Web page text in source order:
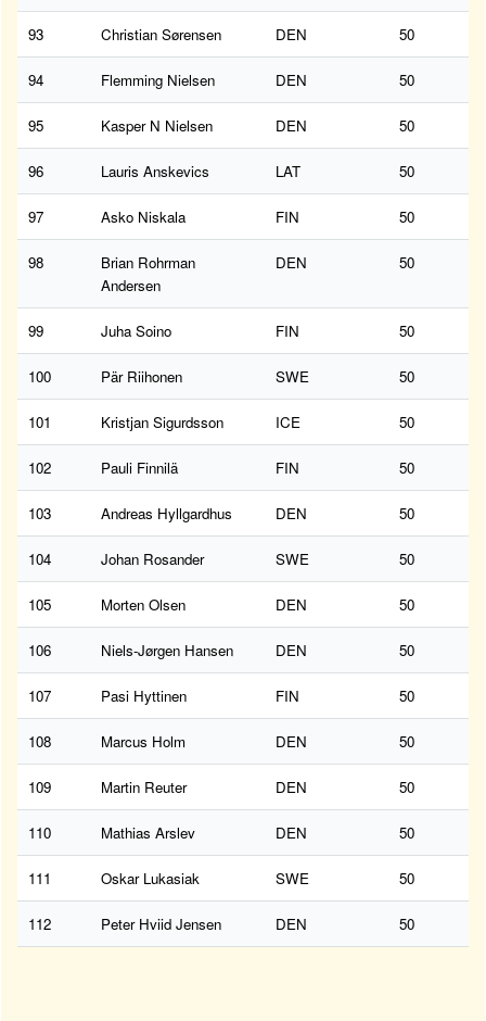
93 Christian Sørensen DEN 50
94 Flemming Nielsen DEN 50
95 Kasper N Nielsen DEN 50
96 Lauris Anskevics LAT 50
97 Asko Niskala FIN 50
98
Brian Rohrman
Andersen
DEN 50
99 Juha Soino FIN 50
100 Pär Riihonen SWE 50
101 Kristjan Sigurdsson ICE 50
102 Pauli Finnilä FIN 50
103 Andreas Hyllgardhus DEN 50
104 Johan Rosander SWE 50
105 Morten Olsen DEN 50
106 Niels-Jørgen Hansen DEN 50
107 Pasi Hyttinen FIN 50
108 Marcus Holm DEN 50
109 Martin Reuter DEN 50
110 Mathias Arslev DEN 50
111 Oskar Lukasiak SWE 50
112 Peter Hviid Jensen DEN 50